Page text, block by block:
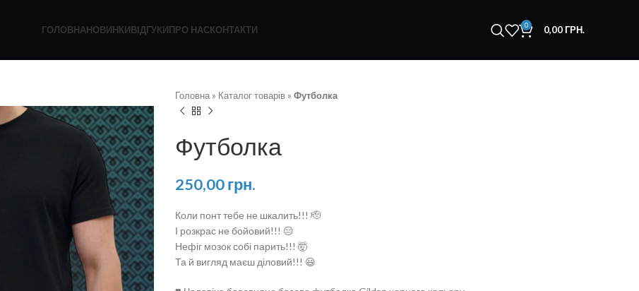
ГОЛОВНАНОВИНКИВІДГУКИПРО НАСКОНТАКТИ 0 0,00ГРН.
Головна » Каталог товарів » Футболка
Футболка
250,00грн.
Коли понт тебе не шкалить!!! 🫡
І розкрас не бойовий!!! 😑
Нефіг мозок собі парить!!! 🤯
Та й вигляд маєш діловий!!! 😃